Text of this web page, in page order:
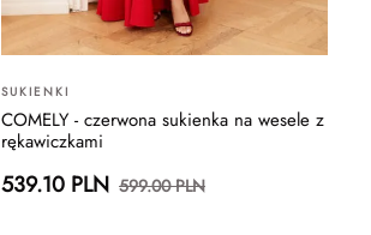
SUKIENKI
COMELY - czerwona sukienka na wesele z
rękawiczkami
539.10 PLN 599.00 PLN